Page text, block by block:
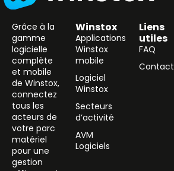
Grâce à la
gamme
logicielle
complète
et mobile
de Winstox,
connectez
tous les
acteurs de
votre parc
matériel
pour une
gestion
Winstox
Applications
Winstox
mobile
Logiciel
Winstox
Secteurs
d’activité
AVM
Logiciels
Liens
utiles
FAQ
Contact